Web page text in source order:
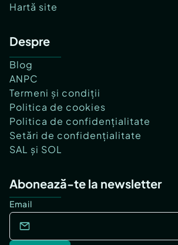
Hartă site
Despre
Blog
ANPC
Termeni și condiții
Politica de cookies
Politica de confidențialitate
Setări de confidențialitate
SAL și SOL
Abonează-te la newsletter
Email